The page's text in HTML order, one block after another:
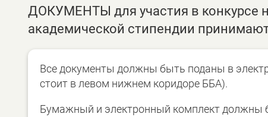
ДОКУМЕНТЫ для участия в конкурсе
академической стипендии
Все документы должны быть поданы в
стоит в левом нижнем коридоре ББА).
Бумажный и электронный комплект должны